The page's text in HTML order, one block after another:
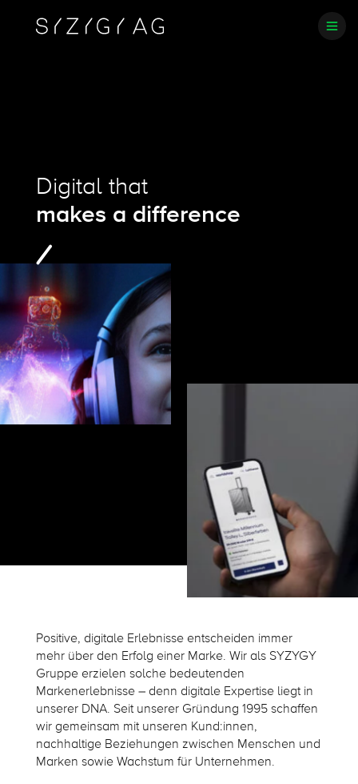
Digital that
makes a difference
Positive, digitale Erlebnisse entscheiden immer
mehr über den Erfolg einer Marke. Wir als SYZYGY
Gruppe erzielen solche bedeutenden
Markenerlebnisse – denn digitale Expertise liegt in
unserer DNA. Seit unserer Gründung 1995 schaffen
wir gemeinsam mit unseren Kund:innen,
nachhaltige Beziehungen zwischen Menschen und
Marken sowie Wachstum für Unternehmen.